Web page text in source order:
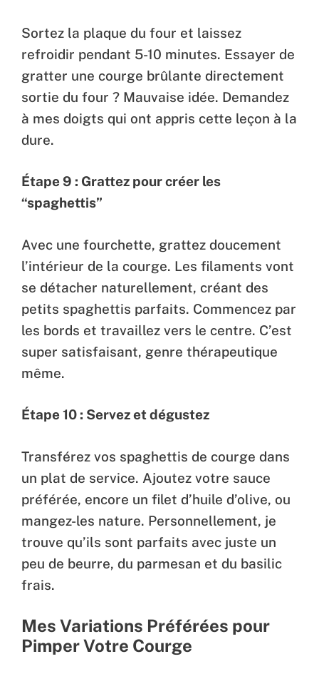
Sortez la plaque du four et laissez
refroidir pendant 5-10 minutes. Essayer de
gratter une courge brûlante directement
sortie du four ? Mauvaise idée. Demandez
à mes doigts qui ont appris cette leçon à la
dure.
Étape 9 : Grattez pour créer les
“spaghettis”
Avec une fourchette, grattez doucement
l’intérieur de la courge. Les filaments vont
se détacher naturellement, créant des
petits spaghettis parfaits. Commencez par
les bords et travaillez vers le centre. C’est
super satisfaisant, genre thérapeutique
même.
Étape 10 : Servez et dégustez
Transférez vos spaghettis de courge dans
un plat de service. Ajoutez votre sauce
préférée, encore un filet d’huile d’olive, ou
mangez-les nature. Personnellement, je
trouve qu’ils sont parfaits avec juste un
peu de beurre, du parmesan et du basilic
frais.
Mes Variations Préférées pour
Pimper Votre Courge